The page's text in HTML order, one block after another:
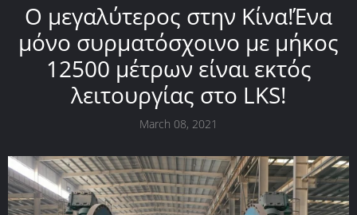
Ο μεγαλύτερος στην Κίνα!Ένα
μόνο συρματόσχοινο με μήκος
12500 μέτρων είναι εκτός
λειτουργίας στο LKS!
March 08, 2021